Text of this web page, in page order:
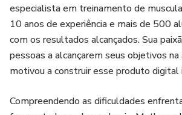
especialista em treinamento de
10 anos de experiência e mais de 500
com os resultados alcançados. Sua
pessoas a alcançarem seus objetivos na
motivou a construir esse produto digital
Compreendendo as dificuldades